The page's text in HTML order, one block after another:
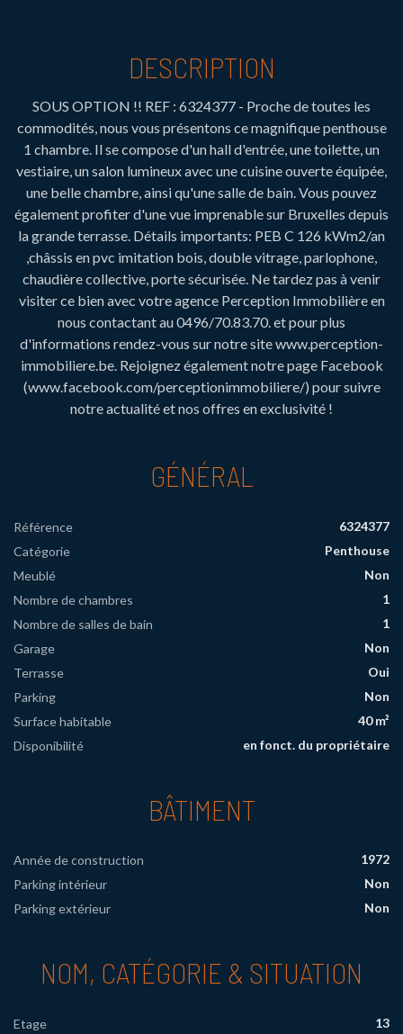
DESCRIPTION
SOUS OPTION !! REF : 6324377 - Proche de toutes les
commodités, nous vous présentons ce magnifique penthouse
1 chambre. Il se compose d'un hall d'entrée, une toilette, un
vestiaire, un salon lumineux avec une cuisine ouverte équipée,
une belle chambre, ainsi qu'une salle de bain. Vous pouvez
également profiter d'une vue imprenable sur Bruxelles depuis
la grande terrasse. Détails importants: PEB C 126 kWm2/an
,châssis en pvc imitation bois, double vitrage, parlophone,
chaudière collective, porte sécurisée. Ne tardez pas à venir
visiter ce bien avec votre agence Perception Immobilière en
nous contactant au 0496/70.83.70. et pour plus
d'informations rendez-vous sur notre site www.perception-
immobiliere.be. Rejoignez également notre page Facebook
(www.facebook.com/perceptionimmobiliere/) pour suivre
notre actualité et nos offres en exclusivité !
GÉNÉRAL
Référence
6324377
Catégorie
Penthouse
Meublé
Non
Nombre de chambres
1
Nombre de salles de bain
1
Garage
Non
Terrasse
Oui
Parking
Non
Surface habitable
40 m²
Disponibilité
en fonct. du propriétaire
BÂTIMENT
Année de construction
1972
Parking intérieur
Non
Parking extérieur
Non
NOM, CATÉGORIE & SITUATION
Etage
13